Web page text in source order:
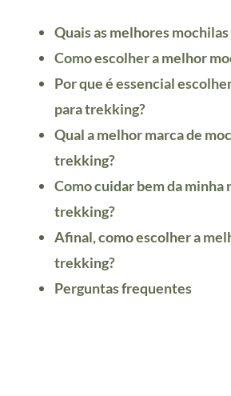
Quais as melhores
Como escolher a melhor
Por que é essencial
para trekking?
Qual a melhor marca de
trekking?
Como cuidar bem da minha
trekking?
Afinal, como escolher a
trekking?
Perguntas frequentes